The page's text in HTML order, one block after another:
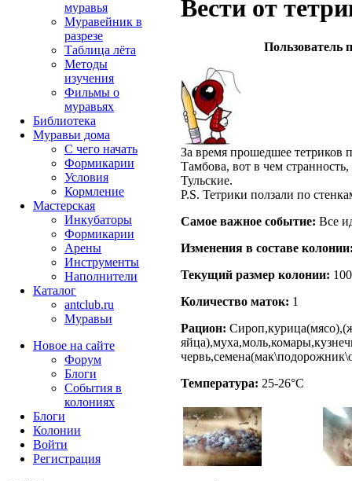
Вести от
Пользователь
За время прошедшее тетриков
Тамбова, вот в чем
Тульские.
P.S. Тетрики ползали по
Самое важное событие: Все
Изменения в составе
Текущий размер кoлонии: 100
Количество маток: 1
Рацион:
Температура: 25-26°C
муравья
Муравейник в
разрезе
Таблица лёта
Методы
изучения
Фильмы о
муравьях
Библиотека
Муравьи дома
С чего начать
Формикарии
Условия
Кормление
Мастерская
Инкубаторы
Формикарии
Арены
Инструменты
Наполнители
Каталог
antclub.ru
Муравьи
Новое на сайте
Форум
Блоги
События в
колониях
Блоги
Колонии
Войти
Peгиcтpaция